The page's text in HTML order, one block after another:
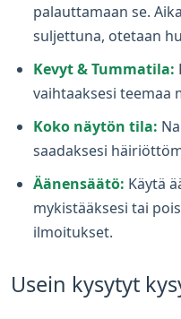
palauttamaan se.
suljettuna, otetaan
Kevyt & Tummatila:
vaihtaaksesi teemaa
Koko näytön tila:
saadaksesi
Äänensäätö: Käytä
mykistääksesi tai
ilmoitukset.
Usein kysytyt